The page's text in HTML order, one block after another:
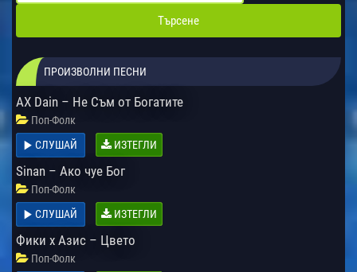
ПРОИЗВОЛНИ ПЕСНИ
AX Dain – Не Съм от Богатите
Поп-Фолк
СЛУШАЙ
ИЗТЕГЛИ
Sinan – Ако чуе Бог
Поп-Фолк
СЛУШАЙ
ИЗТЕГЛИ
Фики x Азис – Цвето
Поп-Фолк